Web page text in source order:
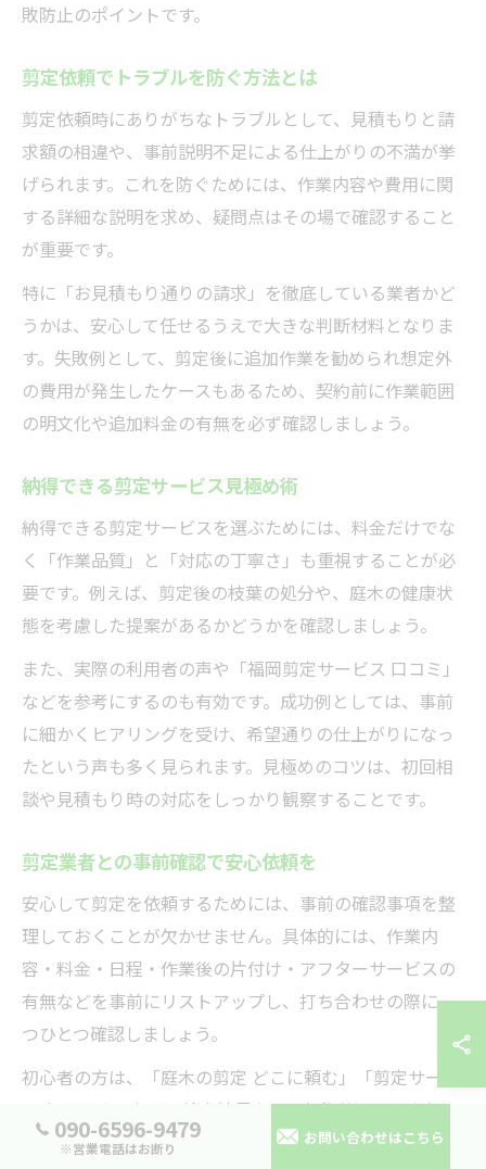
敗防止のポイントです。
剪定依頼でトラブルを防ぐ方法とは
剪定依頼時にありがちなトラブルとして、見積もりと請
求額の相違や、事前説明不足による仕上がりの不満が挙
げられます。これを防ぐためには、作業内容や費用に関
する詳細な説明を求め、疑問点はその場で確認すること
が重要です。
特に「お見積もり通りの請求」を徹底している業者かど
うかは、安心して任せるうえで大きな判断材料となりま
す。失敗例として、剪定後に追加作業を勧められ想定外
の費用が発生したケースもあるため、契約前に作業範囲
の明文化や追加料金の有無を必ず確認しましょう。
納得できる剪定サービス見極め術
納得できる剪定サービスを選ぶためには、料金だけでな
く「作業品質」と「対応の丁寧さ」も重視することが必
要です。例えば、剪定後の枝葉の処分や、庭木の健康状
態を考慮した提案があるかどうかを確認しましょう。
また、実際の利用者の声や「福岡剪定サービス 口コミ」
などを参考にするのも有効です。成功例としては、事前
に細かくヒアリングを受け、希望通りの仕上がりになっ
たという声も多く見られます。見極めのコツは、初回相
談や見積もり時の対応をしっかり観察することです。
剪定業者との事前確認で安心依頼を
安心して剪定を依頼するためには、事前の確認事項を整
理しておくことが欠かせません。具体的には、作業内
容・料金・日程・作業後の片付け・アフターサービスの
有無などを事前にリストアップし、打ち合わせの際に一
つひとつ確認しましょう。
初心者の方は、「庭木の剪定 どこに頼む」「剪定サービ
ス おすすめ」などの検索結果やFAQを参考に、よくある
質問を事前に把握しておくと安心です。また、経験者の
090-6596-9479
※営業電話はお断り
お問い合わせはこちら